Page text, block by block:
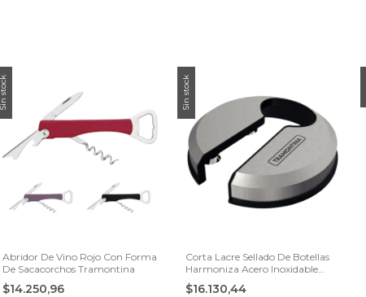
Sin stock
Abridor De Vino Rojo Con Forma
De Sacacorchos Tramontina
$14.250,96
Sin stock
Corta Lacre Sellado De Botellas
Harmoniza Acero Inoxidable
Tramontina
$16.130,44